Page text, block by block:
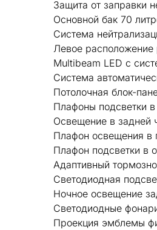
Защита от заправки
Основной бак 70
Система
Левое расположение
Multibeam LED с
Система
Потолочная блок-
Плафоны подсветки
Освещение в задней
Плафон освещения в
Плафон подсветки в
Адаптивный
Светодиодная
Ночное освещение
Светодиодные
Проекция эмблемы